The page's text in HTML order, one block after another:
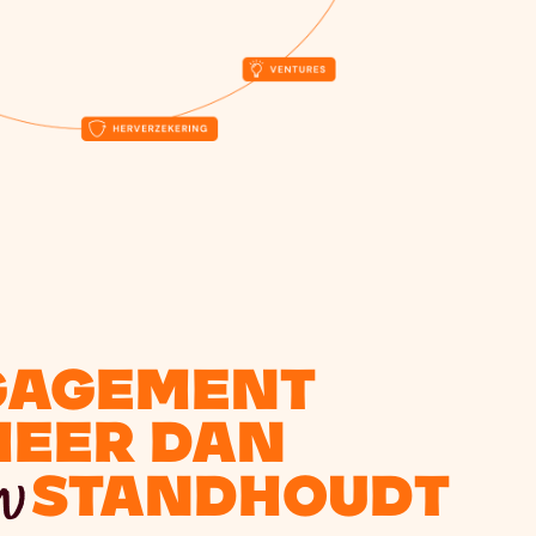
dan
standhoudt